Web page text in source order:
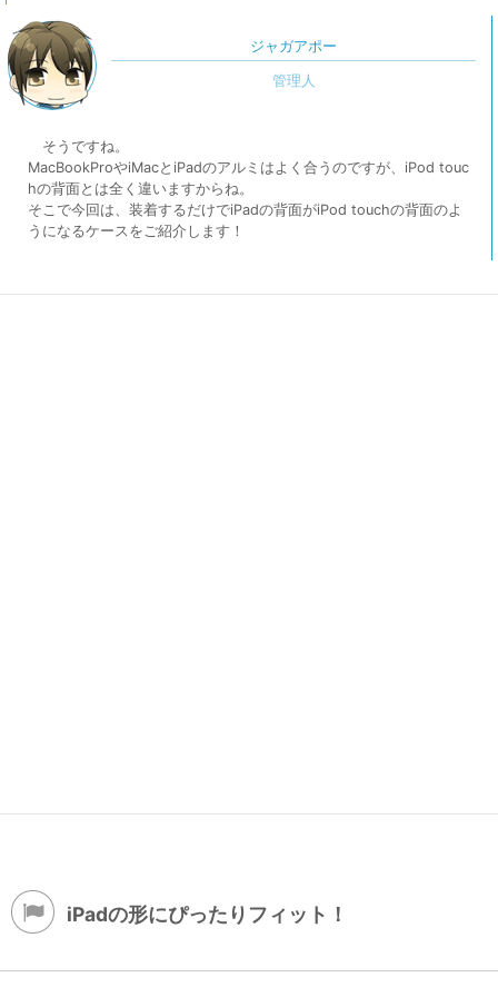
ジャガアポー
そうですね。
MacBookProやiMacとiPadのアルミはよく合うのですが、iPod touc
hの背面とは全く違いますからね。
そこで今回は、装着するだけでiPadの背面がiPod touchの背面のよ
うになるケースをご紹介します！
iPadの形にぴったりフィット！